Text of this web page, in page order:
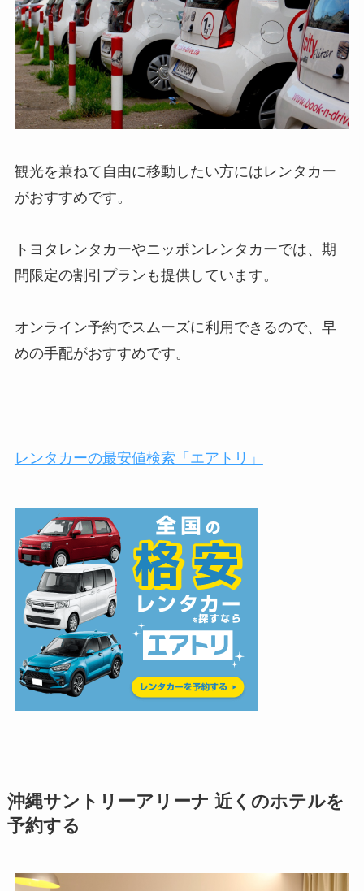
観光を兼ねて自由に移動したい方にはレンタカー
がおすすめです。
トヨタレンタカーやニッポンレンタカーでは、期
間限定の割引プランも提供しています。
オンライン予約でスムーズに利用できるので、早
めの手配がおすすめです。
レンタカーの最安値検索「エアトリ」
沖縄サントリーアリーナ 近くのホテルを
予約する